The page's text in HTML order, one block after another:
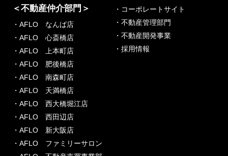
＜不動産仲介部門＞
・AFLO なんば店
・AFLO 心斎橋店
・AFLO 上本町店
・AFLO 肥後橋店
・AFLO 南森町店
・AFLO 天満橋店
・AFLO 西大橋堀江店
・AFLO 西田辺店
・AFLO 新大阪店
・AFLO ファミリーサロン
・コーポレートサイト
・不動産管理部門
・不動産開発事業
・採用情報